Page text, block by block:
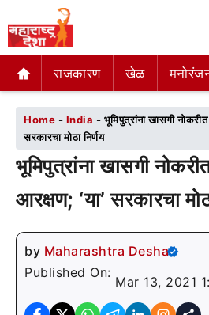
राजकारण खेळ
राजकारण खेळ
Home - India - भूमिपुत्रांना खासगी
सरकारचा मोठा निर्णय
भूमिपुत्रांना खासगी
आरक्षण; ‘या’ सरकारचा
by Maharashtra Desha
Published On:
Mar 13, 2021